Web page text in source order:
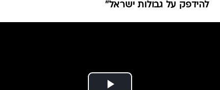
להידפק על גבולות ישראל"